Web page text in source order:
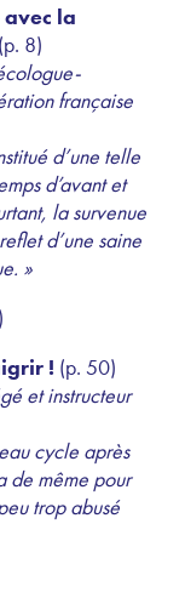
la
(p. 8)
française
d’une telle
d’avant et
la survenue
d’une saine
»
! (p. 50)
et instructeur
cycle après
de même pour
trop abusé